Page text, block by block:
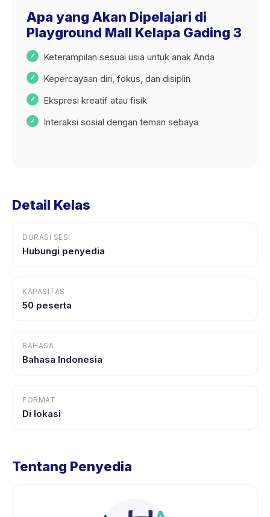
Apa yang Akan Dipelajari di
Playground Mall Kelapa Gading 3
Keterampilan sesuai usia untuk anak Anda
Kepercayaan diri, fokus, dan disiplin
Ekspresi kreatif atau fisik
Interaksi sosial dengan teman sebaya
Detail Kelas
DURASI SESI
Hubungi penyedia
KAPASITAS
50 peserta
BAHASA
Bahasa Indonesia
FORMAT
Di lokasi
Tentang Penyedia